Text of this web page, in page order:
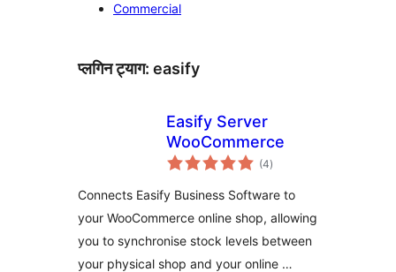
Commercial
प्लगिन ट्याग: easify
Easify Server
WooCommerce
(4कुल
रेटिङ्गहरू
)
Connects Easify Business Software to
your WooCommerce online shop, allowing
you to synchronise stock levels between
your physical shop and your online …